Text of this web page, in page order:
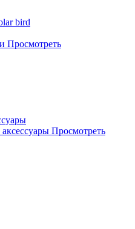
bird
Просмотреть
Просмотреть